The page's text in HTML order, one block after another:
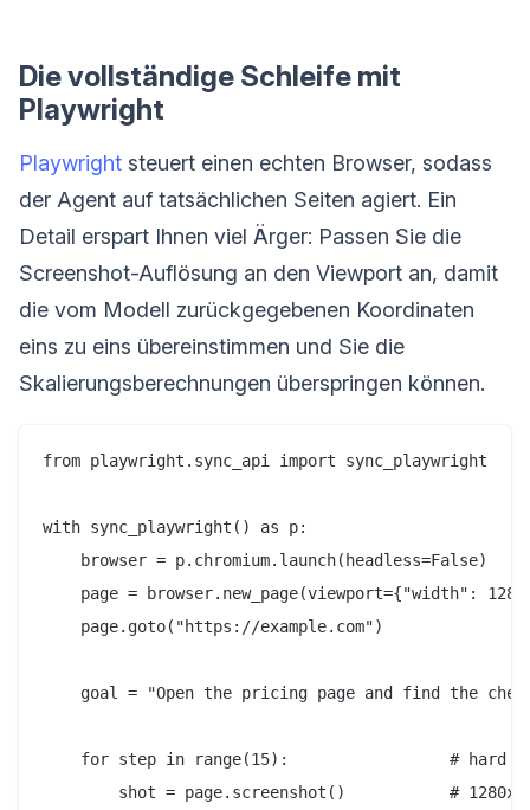
Die vollständige Schleife mit
Playwright
Playwright steuert einen echten Browser, sodass
der Agent auf tatsächlichen Seiten agiert. Ein
Detail erspart Ihnen viel Ärger: Passen Sie die
Screenshot-Auflösung an den Viewport an, damit
die vom Modell zurückgegebenen Koordinaten
eins zu eins übereinstimmen und Sie die
Skalierungsberechnungen überspringen können.
from playwright.sync_api import sync_playwright
with sync_playwright() as p:
    browser = p.chromium.launch(headless=False)
page = browser.new_page(viewport={"width":
    page.goto("https://example.com")
goal = "Open the pricing page and find the
for step in range(15):                 # hard
shot = page.screenshot()           #